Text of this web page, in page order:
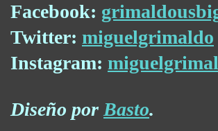
Facebook:
Twitter: miguelgrimaldo
Instagram:
Diseño por Basto.